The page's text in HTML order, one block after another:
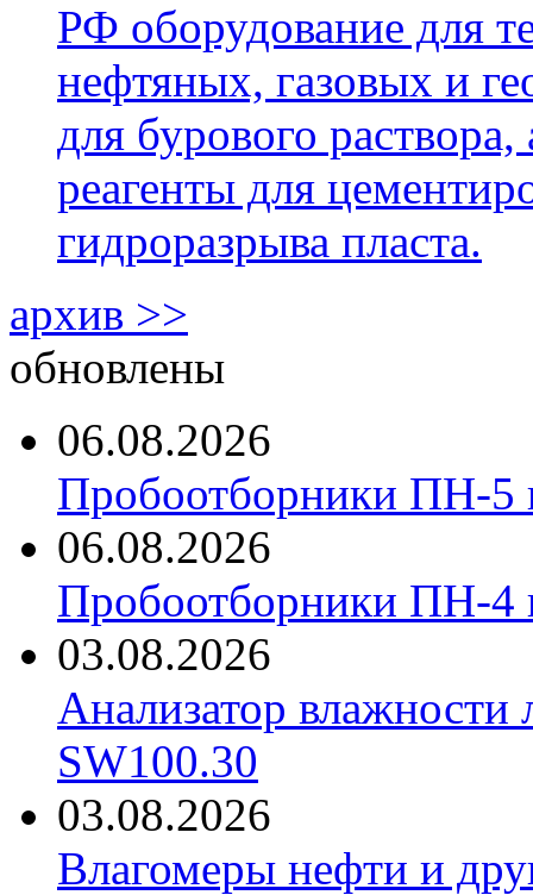
РФ оборудование для
нефтяных, газовых и
для бурового
реагенты для
гидроразрыва пласта.
архив >>
обновлены
06.08.2026
Пробоотборники ПН-
06.08.2026
Пробоотборники ПН-
03.08.2026
Анализатор
SW100.30
03.08.2026
Влагомеры нефти и